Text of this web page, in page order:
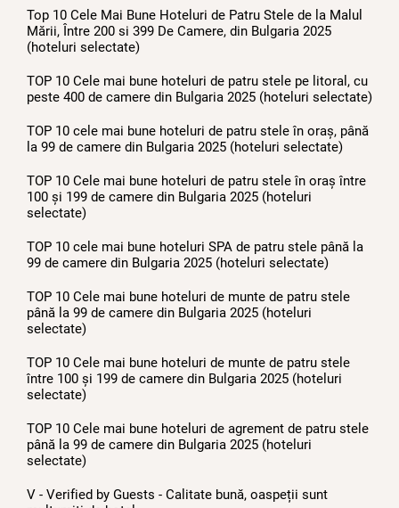
Top 10 Cele Mai Bune Hoteluri de Patru Stele de la Malul
Mării, Între 200 si 399 De Camere, din Bulgaria 2025
(hoteluri selectate)
TOP 10 Cele mai bune hoteluri de patru stele pe litoral, cu
peste 400 de camere din Bulgaria 2025 (hoteluri selectate)
TOP 10 cele mai bune hoteluri de patru stele în oraș, până
la 99 de camere din Bulgaria 2025 (hoteluri selectate)
TOP 10 Cele mai bune hoteluri de patru stele în oraș între
100 și 199 de camere din Bulgaria 2025 (hoteluri
selectate)
TOP 10 cele mai bune hoteluri SPA de patru stele până la
99 de camere din Bulgaria 2025 (hoteluri selectate)
TOP 10 Cele mai bune hoteluri de munte de patru stele
până la 99 de camere din Bulgaria 2025 (hoteluri
selectate)
TOP 10 Cele mai bune hoteluri de munte de patru stele
între 100 și 199 de camere din Bulgaria 2025 (hoteluri
selectate)
TOP 10 Cele mai bune hoteluri de agrement de patru stele
până la 99 de camere din Bulgaria 2025 (hoteluri
selectate)
V - Verified by Guests - Calitate bună, oaspeții sunt